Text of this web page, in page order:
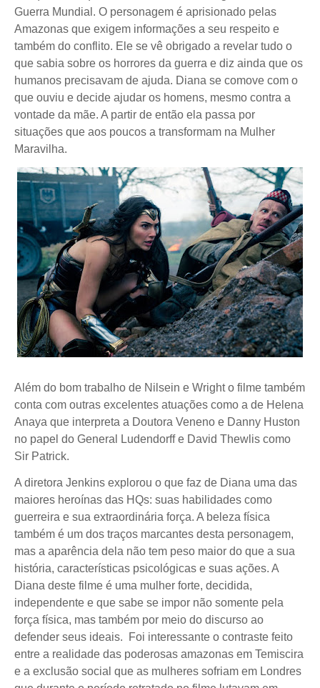
Guerra Mundial. O personagem é aprisionado pelas
Amazonas que exigem informações a seu respeito e
também do conflito. Ele se vê obrigado a revelar tudo o
que sabia sobre os horrores da guerra e diz ainda que os
humanos precisavam de ajuda. Diana se comove com o
que ouviu e decide ajudar os homens, mesmo contra a
vontade da mãe. A partir de então ela passa por
situações que aos poucos a transformam na Mulher
Maravilha.
Além do bom trabalho de Nilsein e Wright o filme também
conta com outras excelentes atuações como a de Helena
Anaya que interpreta a Doutora Veneno e Danny Huston
no papel do General Ludendorff e David Thewlis como
Sir Patrick.
A diretora Jenkins explorou o que faz de Diana uma das
maiores heroínas das HQs: suas habilidades como
guerreira e sua extraordinária força. A beleza física
também é um dos traços marcantes desta personagem,
mas a aparência dela não tem peso maior do que a sua
história, características psicológicas e suas ações. A
Diana deste filme é uma mulher forte, decidida,
independente e que sabe se impor não somente pela
força física, mas também por meio do discurso ao
defender seus ideais. Foi interessante o contraste feito
entre a realidade das poderosas amazonas em Temiscira
e a exclusão social que as mulheres sofriam em Londres